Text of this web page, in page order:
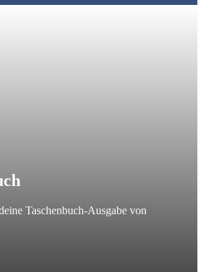
Taschenbuch-Ausgabe von